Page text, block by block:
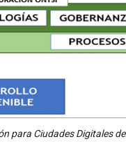
para Ciudades Digitales